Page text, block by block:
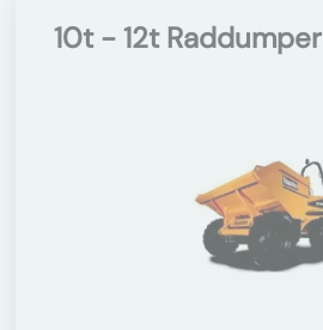
10t - 12t Raddumper